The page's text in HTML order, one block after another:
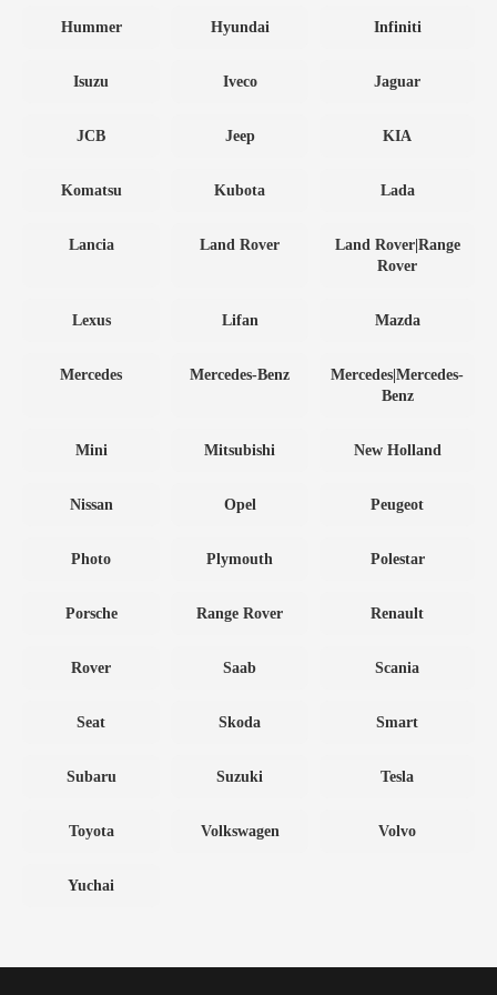
Hummer Hyundai Infiniti
Isuzu Iveco Jaguar
JCB Jeep KIA
Komatsu Kubota Lada
Lancia Land Rover
Land Rover|Range
Rover
Lexus Lifan Mazda
Mercedes Mercedes-Benz
Mercedes|Mercedes-
Benz
Mini Mitsubishi New Holland
Nissan Opel Peugeot
Photo Plymouth Polestar
Porsche Range Rover Renault
Rover Saab Scania
Seat Skoda Smart
Subaru Suzuki Tesla
Toyota Volkswagen Volvo
Yuchai